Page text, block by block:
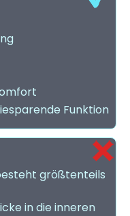
Funktion
größtenteils
in die inneren